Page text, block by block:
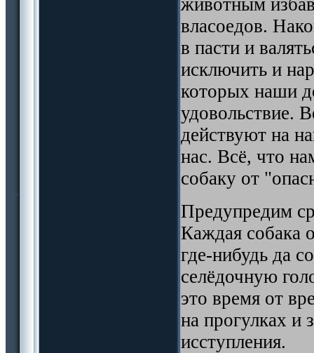
власоедов.
в пасти и
исключить и
которых наши
удовольствие.
действуют на
нас. Всё, что
собаку от
Предупредим
Каждая собака
где-нибудь да
селёдочную
это время от
на прогулках и
исступления.